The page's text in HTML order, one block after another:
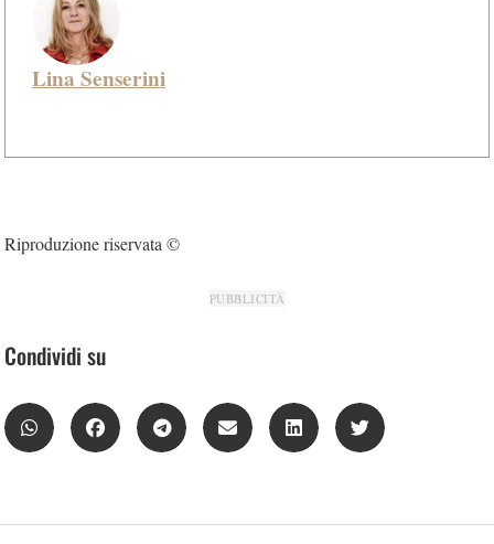
Lina Senserini
Riproduzione riservata ©
PUBBLICITÀ
Condividi su